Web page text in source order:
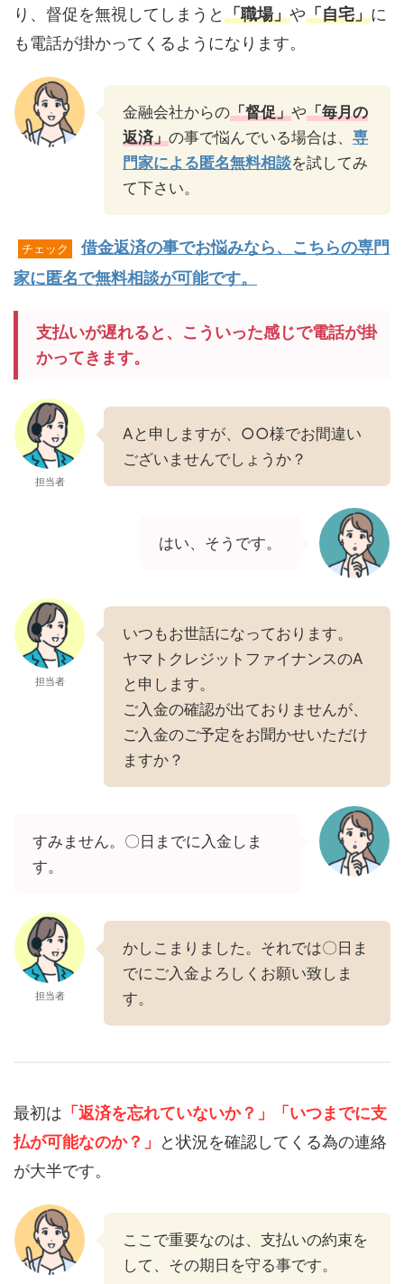
り、督促を無視してしまうと「職場」や「自宅」に
も電話が掛かってくるようになります。
金融会社からの「督促」や「毎月の
返済」の事で悩んでいる場合は、 専
門家による匿名無料相談を試してみ
て下さい。
チェック
借金返済の事でお悩みなら、こちらの専門
家に匿名で無料相談が可能です。
支払いが遅れると、こういった感じで電話が掛
かってきます。
担当者
Aと申しますが、○○様でお間違い
ございませんでしょうか？
はい、そうです。
担当者
いつもお世話になっております。
ヤマトクレジットファイナンスのA
と申します。
ご入金の確認が出ておりませんが、
ご入金のご予定をお聞かせいただけ
ますか？
すみません。〇日までに入金しま
す。
担当者
かしこまりました。それでは〇日ま
でにご入金よろしくお願い致しま
す。
最初は 「返済を忘れていないか？」
「いつまでに支
払が可能なのか？」
と状況を確認してくる為の連絡
が大半です。
ここで重要なのは、支払いの約束を
して、その期日を守る事です。